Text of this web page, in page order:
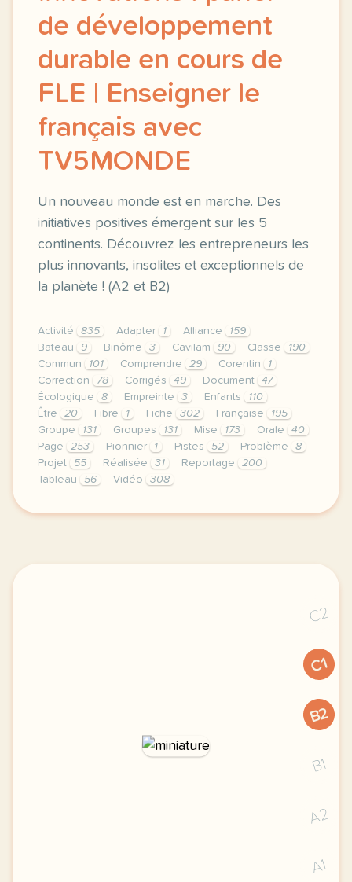
de développement
durable en cours de
FLE | Enseigner le
français avec
TV5MONDE
Un nouveau monde est en marche. Des
initiatives positives émergent sur les 5
continents. Découvrez les entrepreneurs les
plus innovants, insolites et exceptionnels de
la planète ! (A2 et B2)
Activité 835 Adapter 1 Alliance
159
Bateau
9 Binôme 3 Cavilam 90 Classe
190
Commun
101 Comprendre 29 Corentin
1
Correction
78 Corrigés 49 Document
47
Écologique
8 Empreinte 3 Enfants
110
Être
20 Fibre 1 Fiche 302 Française
195
Groupe
131 Groupes 131 Mise 173 Orale
40
Page
253 Pionnier 1 Pistes 52 Problème
8
Projet
55 Réalisée 31 Reportage
200
Tableau
56 Vidéo 308
le respect de votre vie privee est une priorite
C2
C1
B2
B1
A2
A1